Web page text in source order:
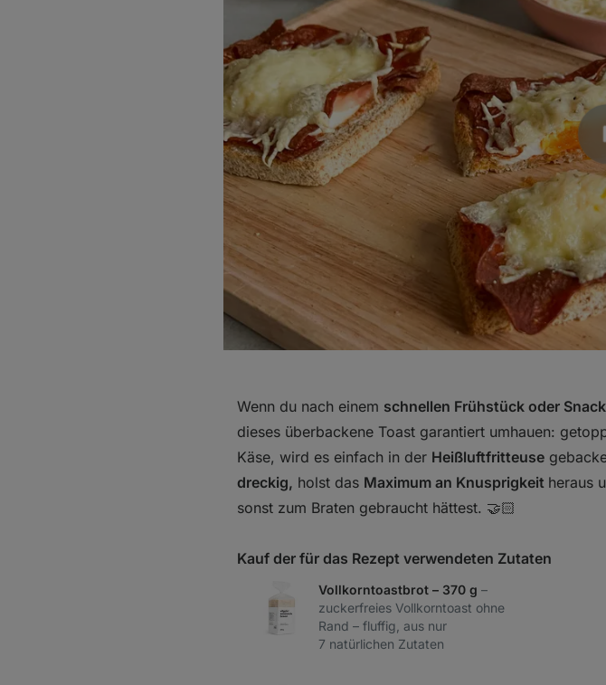
Wenn du nach einem schnellen Frühstück oder Snack
dieses überbackene Toast garantiert umhauen:
Käse, wird es einfach in der Heißluftfritteuse
dreckig, holst das Maximum an Knusprigkeit heraus
sonst zum Braten gebraucht hättest. 🤝🏻
Kauf der für das Rezept verwendeten Zutaten
Vollkorntoastbrot – 370 g –
zuckerfreies Vollkorntoast ohne
Rand – fluffig, aus nur
7 natürlichen Zutaten